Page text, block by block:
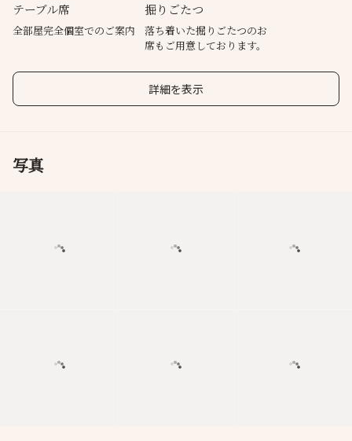
テーブル席
全部屋完全個室でのご案内
掘りごたつ
落ち着いた掘りごたつのお
席もご用意しております。
詳細を表示
写真